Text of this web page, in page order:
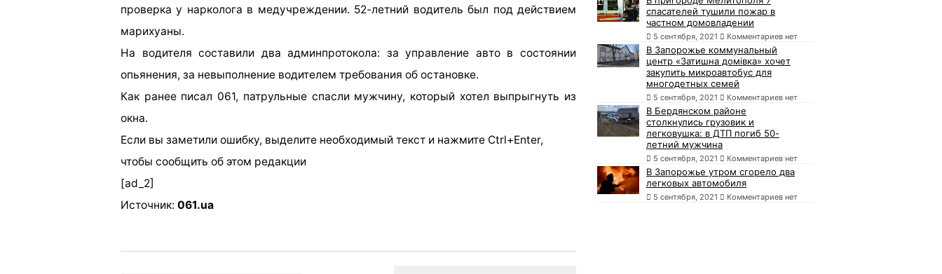
проверка у нарколога в медучреждении. 52-летний водитель был под действием
марихуаны.
На водителя составили два админпротокола: за управление авто в состоянии
опьянения, за невыполнение водителем требования об остановке.
Как ранее писал 061, патрульные спасли мужчину, который хотел выпрыгнуть из
окна.
Если вы заметили ошибку, выделите необходимый текст и нажмите Ctrl+Enter,
чтобы сообщить об этом редакции
[ad_2]
Источник: 061.ua
спасателей тушили пожар в
частном домовладении
5 сентября, 2021 Комментариев нет
В Запорожье коммунальный
центр «Затишна домівка» хочет
закупить микроавтобус для
многодетных семей
5 сентября, 2021 Комментариев нет
В Бердянском районе
столкнулись грузовик и
легковушка: в ДТП погиб 50-
летний мужчина
5 сентября, 2021 Комментариев нет
В Запорожье утром сгорело два
легковых автомобиля
5 сентября, 2021 Комментариев нет